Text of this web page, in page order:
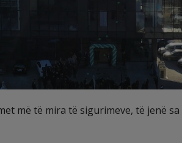
më të mira të sigurimeve, të jenë sa